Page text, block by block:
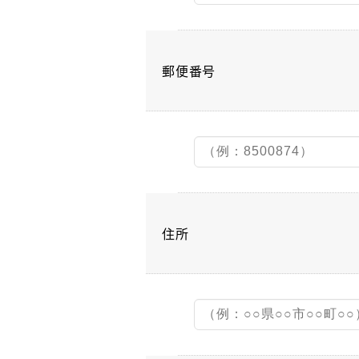
郵便番号
住所